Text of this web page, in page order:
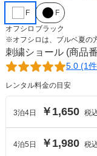
F
オフシロ
F
ブラック
※オフシロは、 ブルベ夏の
刺繍ショール(商品
5.0 (1
レンタル料金の目安
3泊4日 ￥1,650 税
4泊5 日 ￥1,980 税